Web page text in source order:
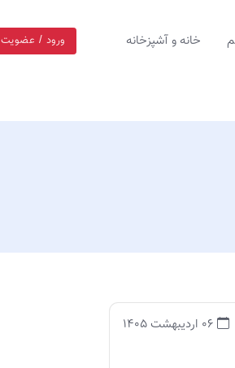
خانه و آشپزخانه ورود / عضویت
06 اردیبهشت 1405